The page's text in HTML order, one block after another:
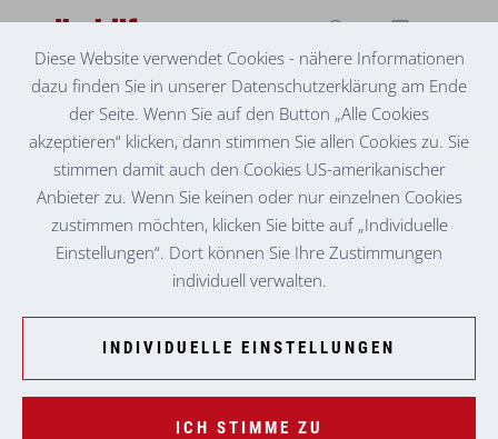
SOZIALZENTRUM WEIZ UND SENIORENZENTRUM
NIKLASDORF
DIENSTJUBILÄEN LANDAUF - LANDAB
Diese Website verwendet Cookies - nähere Informationen
dazu finden Sie in unserer Datenschutzerklärung am Ende
der Seite. Wenn Sie auf den Button „Alle Cookies
akzeptieren“ klicken, dann stimmen Sie allen Cookies zu. Sie
stimmen damit auch den Cookies US-amerikanischer
Anbieter zu. Wenn Sie keinen oder nur einzelnen Cookies
zustimmen möchten, klicken Sie bitte auf „Individuelle
Einstellungen“. Dort können Sie Ihre Zustimmungen
individuell verwalten.
INDIVIDUELLE EINSTELLUNGEN
ICH STIMME ZU